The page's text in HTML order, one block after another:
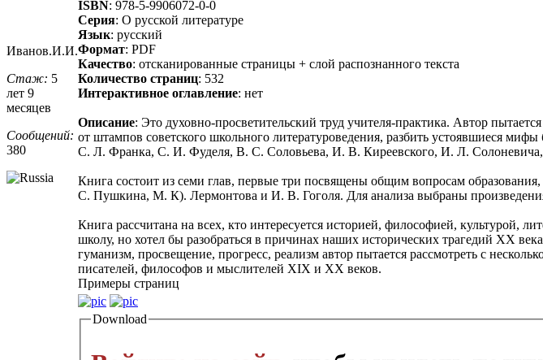
Иванов.И.И.
Стаж: 5
лет 9
месяцев
Сообщений:
380
ISBN: 978-5-9906072-0-0
Серия: О русской литературе
Язык: русский
Формат: PDF
Качество: отсканированные страницы + слой распознанного текста
Количество страниц: 532
Интерактивное оглавление: нет
Описание: Это духовно-просветительский труд учителя-практика. Автор
от штампов советского школьного литературоведения, разбить устоявшиеся
С. Л. Франка, С. И. Фуделя, В. С. Соловьева, И. В. Киреевского, И. Л. Солоневича,
Книга состоит из семи глав, первые три посвящены общим вопросам
С. Пушкина, М. К). Лермонтова и И. В. Гоголя. Для анализа выбраны
Книга рассчитана на всех, кто интересуется историей, философией, культурой,
школу, но хотел бы разобраться в причинах наших исторических трагедий XX
гуманизм, просвещение, прогресс, реализм автор пытается рассмотреть с
писателей, философов и мыслителей XIX и XX веков.
Примеры страниц
Download